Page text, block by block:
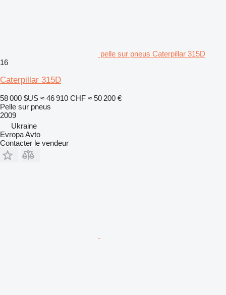
pelle sur pneus Caterpillar 315D
16
Caterpillar 315D
58 000 $US ≈ 46 910 CHF ≈ 50 200 €
Pelle sur pneus
2009
Ukraine
Evropa Avto
Contacter le vendeur